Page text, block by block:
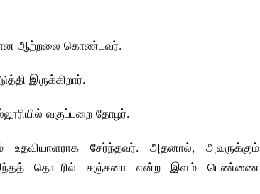
ஆற்றலை கொண்டவர்.
இருக்கிறார்.
வகுப்பறை தோழர்.
உதவியாளராக சேர்ந்தவர். அதனால், அவருக்கும்
இந்தத் தொடரில் சஞ்சனா என்ற இளம் பெண்ணை